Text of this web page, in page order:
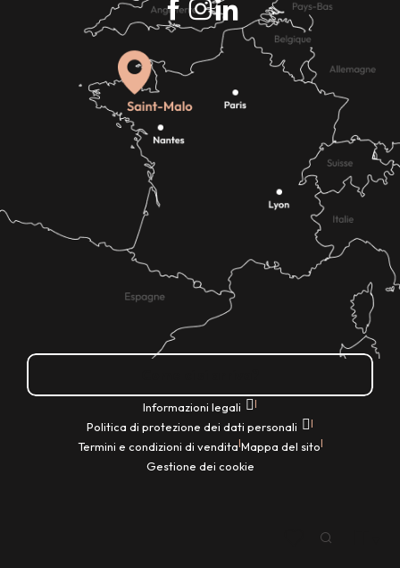
Informazioni legali |
Politica di protezione dei dati personali |
Termini e condizioni di vendita|Mappa del sito|
Gestione dei cookie